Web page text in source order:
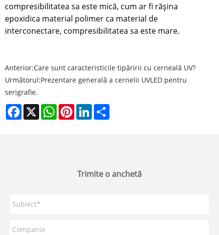
compresibilitatea sa este mică, cum ar fi rășina
epoxidica material polimer ca material de
interconectare, compresibilitatea sa este mare.
Anterior:Care sunt caracteristicile tipăririi cu cerneală UV?
Următorul:Prezentare generală a cernelii UVLED pentru
serigrafie.
Facebook
X WhatsAppPinterestLinkedIn
Trimite o anchetă